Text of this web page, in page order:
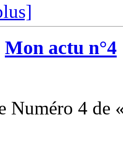
Mon actu n°4
Numéro 4 de